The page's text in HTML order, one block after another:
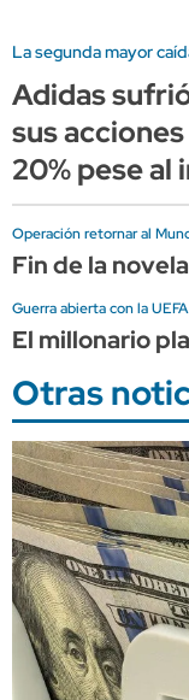
La segunda mayor
Adidas
sus
20% pese al
Operación retornar al
Fin de la
Guerra abierta con la UEFA
El millonario
Otras